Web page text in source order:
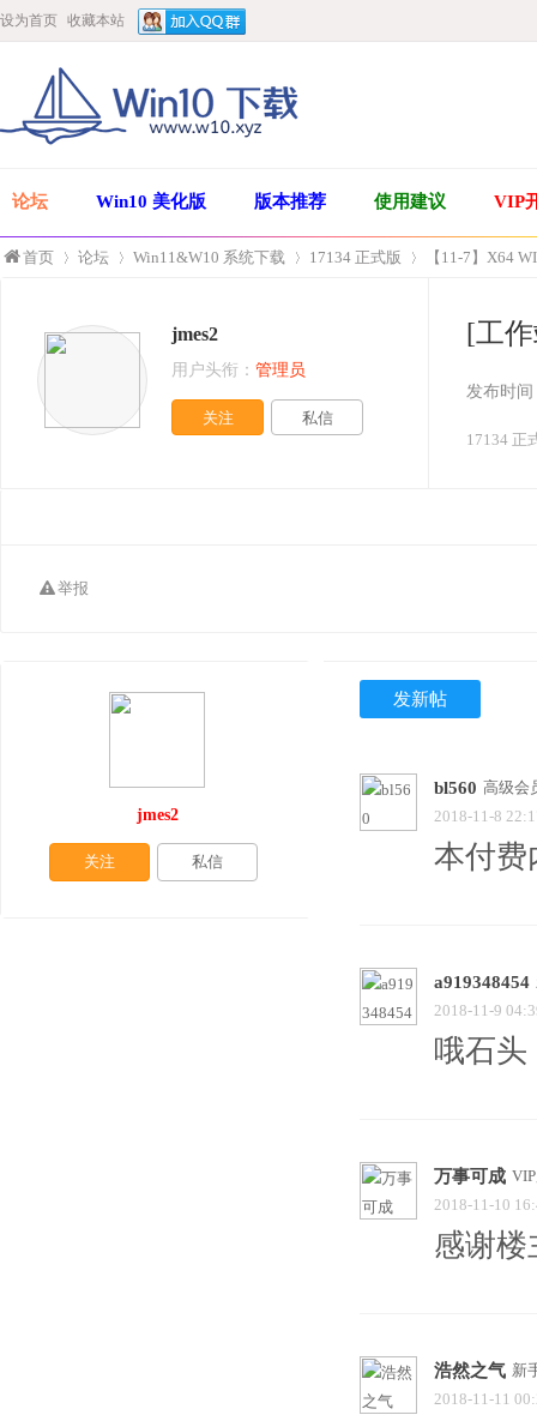
设为首页 收藏本站
论坛 Win10 美化版 版本推荐 使用建议 VIP
首页
»
论坛 Win11&W10 系统下载
›
17134 正式版 【11-7】X64
[工
发布时间
17134 正
jmes2
用户头衔： 管理员
关注 私信
举报
发新帖
bl560 高级会
2018-11-8
本付费
a919348454
2018-11-9
哦石头
万事可成
2018-11-10
感谢楼
浩然之气 新
2018-11-11
jmes2
关注 私信